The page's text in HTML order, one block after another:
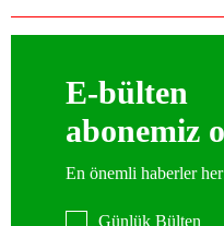
E-bülten
abonemiz
En önemli haberler
Günlük Bülten